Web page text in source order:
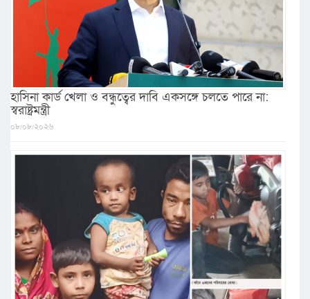
হাসিনা কার্ড খেলা ও বন্ধুত্বের দাবি একসঙ্গে চলতে পারে না:
স্বরাষ্ট্রমন্ত্রী
০৮/০৮/২০২৬